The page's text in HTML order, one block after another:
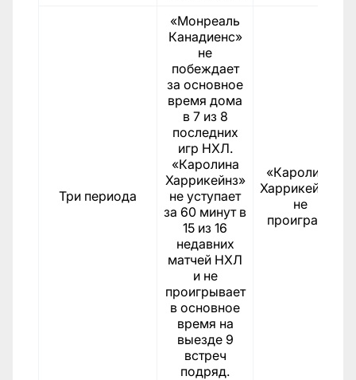
Три периода
«Монреаль
Канадиенс»
не
побеждает
за основное
время дома
в 7 из 8
последних
игр НХЛ.
«Каролина
Харрикейнз»
не уступает
за 60 минут в
15 из 16
недавних
матчей НХЛ
и не
проигрывает
в основное
время на
выезде 9
встреч
подряд.
«Каролина
Харрикейнз»
не
проиграет.